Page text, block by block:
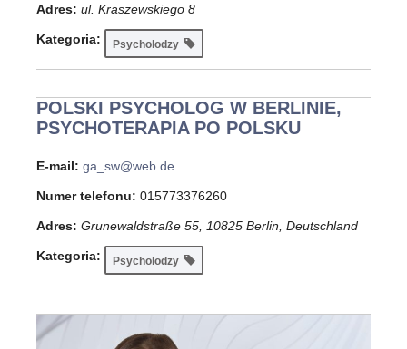
Adres: ul. Kraszewskiego 8
Kategoria: Psycholodzy
POLSKI PSYCHOLOG W BERLINIE,
PSYCHOTERAPIA PO POLSKU
E-mail: ga_sw@web.de
Numer telefonu: 015773376260
Adres: Grunewaldstraße 55, 10825 Berlin, Deutschland
Kategoria: Psycholodzy